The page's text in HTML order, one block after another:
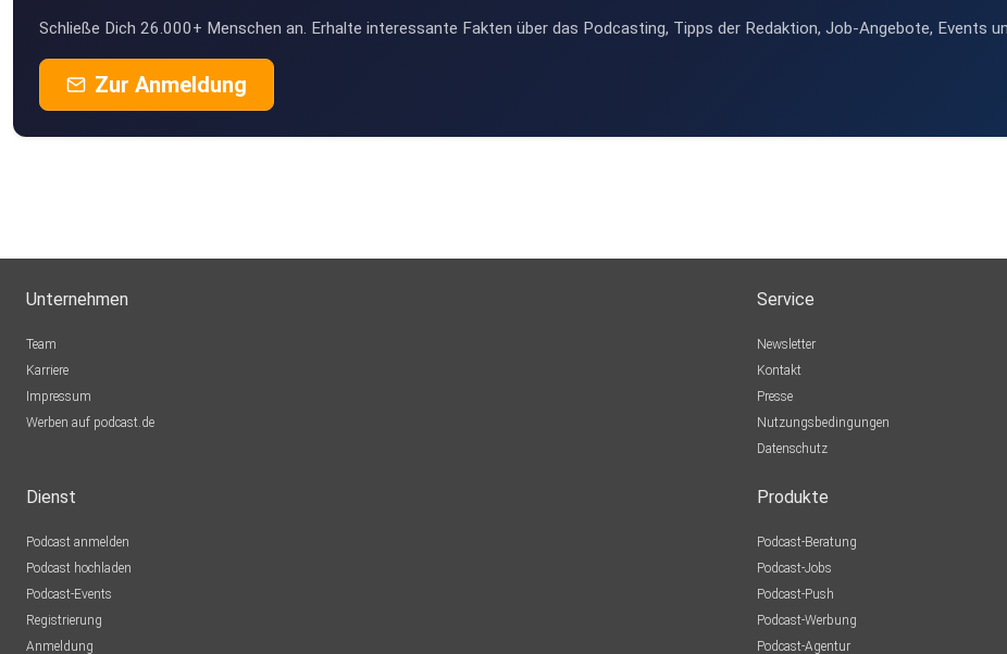
Schließe Dich 26.000+ Menschen an. Erhalte interessante Fakten über das Podcasting, Tipps der Redaktion, Job-Angebote, Events
Zur Anmeldung
Unternehmen
Team
Karriere
Impressum
Werben auf podcast.de
Service
Newsletter
Kontakt
Presse
Nutzungsbedingungen
Datenschutz
Dienst
Podcast anmelden
Podcast hochladen
Podcast-Events
Registrierung
Anmeldung
Produkte
Podcast-Beratung
Podcast-Jobs
Podcast-Push
Podcast-Werbung
Podcast-Agentur